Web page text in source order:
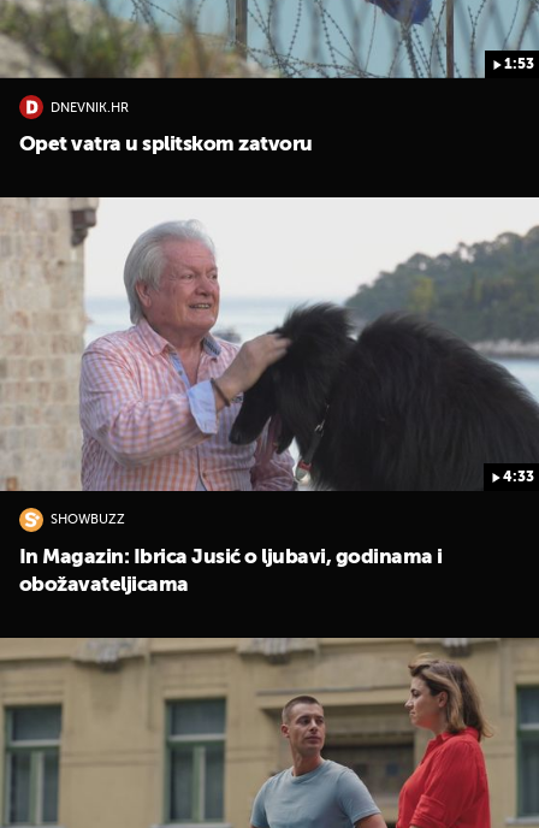
1:53
DNEVNIK.HR
Opet vatra u splitskom zatvoru
4:33
SHOWBUZZ
In Magazin: Ibrica Jusić o ljubavi, godinama i
obožavateljicama